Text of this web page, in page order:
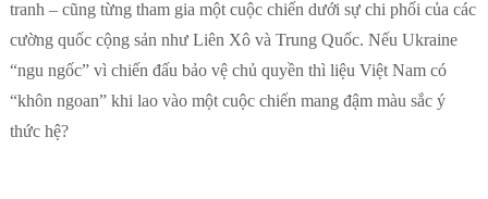
tranh – cũng từng tham gia một cuộc chiến dưới sự chi phối của các
cường quốc cộng sản như Liên Xô và Trung Quốc. Nếu Ukraine
“ngu ngốc” vì chiến đấu bảo vệ chủ quyền thì liệu Việt Nam có
“khôn ngoan” khi lao vào một cuộc chiến mang đậm màu sắc ý
thức hệ?